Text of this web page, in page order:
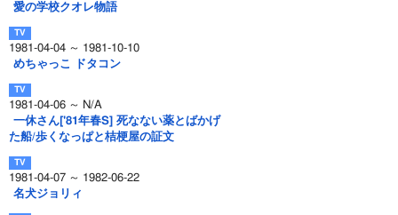
愛の学校クオレ物語
1981-04-04 ～ 1981-10-10
めちゃっこ ドタコン
1981-04-06 ～ N/A
一休さん['81年春S] 死なない薬とばかげ
た船/歩くなっぱと桔梗屋の証文
1981-04-07 ～ 1982-06-22
名犬ジョリィ